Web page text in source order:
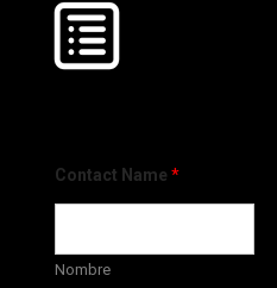
Contact Name *
Nombre